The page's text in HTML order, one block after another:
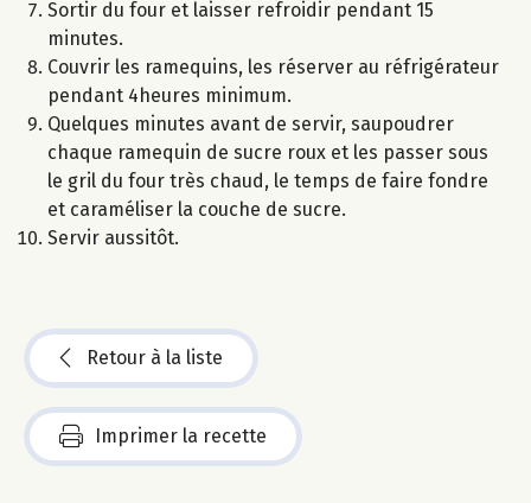
Sortir du four et laisser refroidir pendant 15
minutes.
Couvrir les ramequins, les réserver au réfrigérateur
pendant 4heures minimum.
Quelques minutes avant de servir, saupoudrer
chaque ramequin de sucre roux et les passer sous
le gril du four très chaud, le temps de faire fondre
et caraméliser la couche de sucre.
Servir aussitôt.
Retour à la liste
Imprimer la recette